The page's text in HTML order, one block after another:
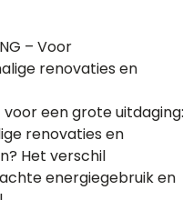
– Voor
renovaties en
een grote uitdaging:
renovaties en
Het verschil
energiegebruik en